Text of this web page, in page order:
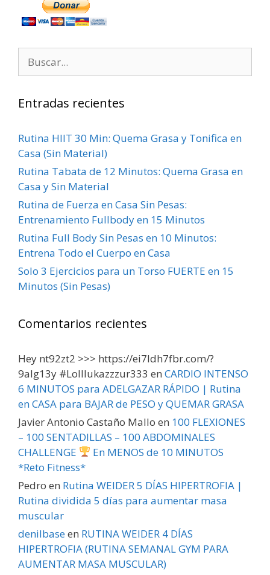
Entradas recientes
Rutina HIIT 30 Min: Quema Grasa y Tonifica en
Casa (Sin Material)
Rutina Tabata de 12 Minutos: Quema Grasa en
Casa y Sin Material
Rutina de Fuerza en Casa Sin Pesas:
Entrenamiento Fullbody en 15 Minutos
Rutina Full Body Sin Pesas en 10 Minutos:
Entrena Todo el Cuerpo en Casa
Solo 3 Ejercicios para un Torso FUERTE en 15
Minutos (Sin Pesas)
Comentarios recientes
Hey nt92zt2 >>> https://ei7ldh7fbr.com/?
9alg13y #Lolllukazzzur333 en CARDIO INTENSO
6 MINUTOS para ADELGAZAR RÁPIDO | Rutina
en CASA para BAJAR de PESO y QUEMAR GRASA
Javier Antonio Castaño Mallo en 100 FLEXIONES
– 100 SENTADILLAS – 100 ABDOMINALES
CHALLENGE
En MENOS de 10 MINUTOS
*Reto Fitness*
Pedro en Rutina WEIDER 5 DÍAS HIPERTROFIA |
Rutina dividida 5 días para aumentar masa
muscular
denilbaseen RUTINA WEIDER 4 DÍAS
HIPERTROFIA (RUTINA SEMANAL GYM PARA
AUMENTAR MASA MUSCULAR)